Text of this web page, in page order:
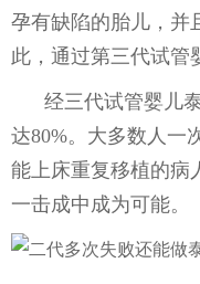
孕有缺陷的胎儿，并
此，通过第三代试管
经三代试管婴儿泰
达80%。大多数人一
能上床重复移植的病
一击成中成为可能。